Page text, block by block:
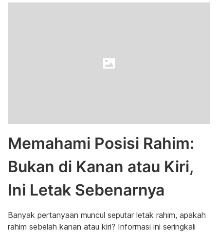
Memahami Posisi Rahim:
Bukan di Kanan atau Kiri,
Ini Letak Sebenarnya
Banyak pertanyaan muncul seputar letak rahim, apakah
rahim sebelah kanan atau kiri? Informasi ini seringkali